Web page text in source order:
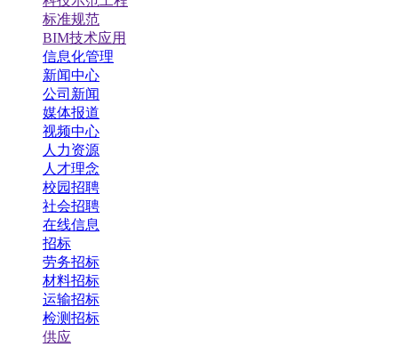
标准规范
BIM技术应用
信息化管理
新闻中心
公司新闻
媒体报道
视频中心
人力资源
人才理念
校园招聘
社会招聘
在线信息
招标
劳务招标
材料招标
运输招标
检测招标
供应